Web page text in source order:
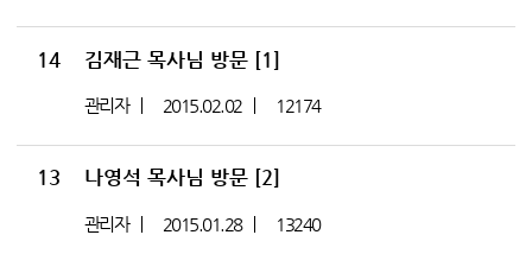
14 김재근 목사님 방문 [1]
관리자 2015.02.02 12174
13 나영석 목사님 방문 [2]
관리자 2015.01.28 13240